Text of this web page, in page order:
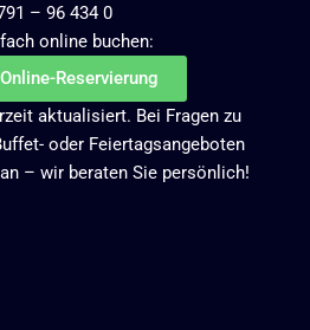
– 96 434 0
online buchen:
Reservierung
aktualisiert. Bei Fragen zu
oder Feiertagsangeboten
– wir beraten Sie persönlich!